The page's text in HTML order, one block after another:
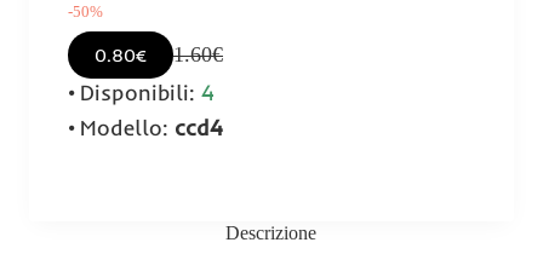
-50%
0.80€ 1.60€
Disponibili: 4
Modello: ccd4
Descrizione